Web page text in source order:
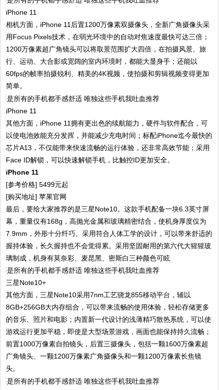
iPhone 11
相机方面，iPhone 11后置1200万像素双摄像头，全新广角摄像头采
用Focus Pixels技术，在弱光环境中的自动对焦速度最快可达三倍；
1200万像素超广角镜头可以将取景范围扩大四倍，在拍摄风景、旅
行、运动、大合影或宽阔的室内环境时，都能大显身手；还能以
60fps的帧率拍摄锐利、精美的4K视频，使拍摄和剪辑视频变得更加
简单。
iPhone 11
其他方面，iPhone 11拥有更出色的续航能力，硬件与软件配合，可
以使电池效能充分发挥，并能减少充电时间；标配iPhone迄今最快的
芯片A13，不仅能带来快速流畅的运行体验，还非常高效节能；采用
Face ID解锁，可以快速解锁手机，比触控ID更加安全。
iPhone 11
[参考价格] 5499元起
[购买地址] 苹果官网
最后，要给大家推荐的是三星Note10。这款手机配备一块6.3英寸屏
幕，重量仅有168g，高抛光金属和玻璃精密结合，使机身厚度仅为
7.9mm，外形十分纤巧。采用符合人体工学的设计，可以带来舒适的
握持体验，长久握持也不会觉得累。采用坚固耐用的第六代大猩猩玻
璃制成，机身有莫奈彩、麦昆黑、密斯白三种颜色可眩
三星Note10+
其他方面，三星Note10采用7nm工艺骁龙855移动平台，辅以
8GB+256GB大内存组合，可以带来流畅的使用体验，轻松存储更多
的音乐、照片和电影；内置新一代设计的浅薄精巧散热系统，可以使
游戏运行更加平稳，即使是大型场景游戏，画面也能保持持久流畅；
前置1000万像素自拍镜头，后置三摄像头，包括一颗1600万像素超
广角镜头、一颗1200万像素广角摄像头和一颗1200万像素长焦镜
头。